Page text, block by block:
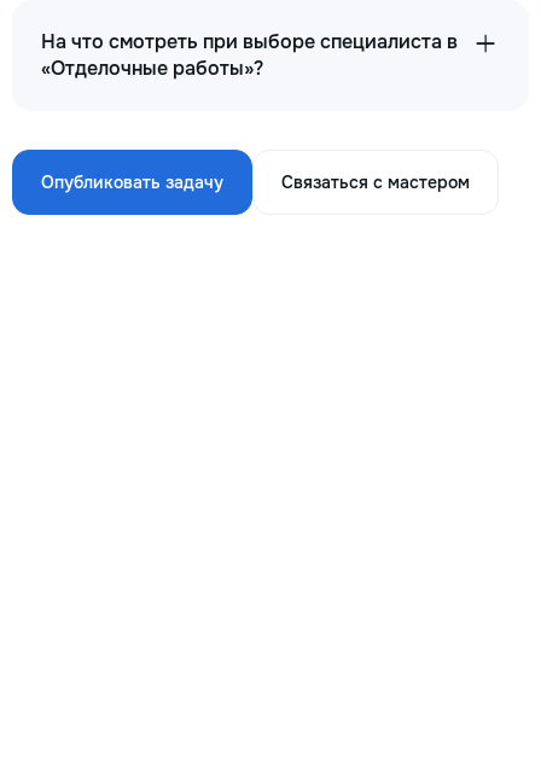
На что смотреть при выборе специалиста в
«Отделочные работы»?
Опубликовать задачу Связаться с мастером